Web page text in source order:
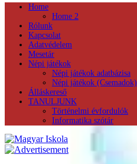
Home
Home 2
Rólunk
Kapcsolat
Adatvédelem
Mesetár
Népi játékok
Népi játékok adatbázisa
Népi játékok (Csemadok)
Álláskereső
TANULJUNK
Történelmi évfordulók
Informatika szótár